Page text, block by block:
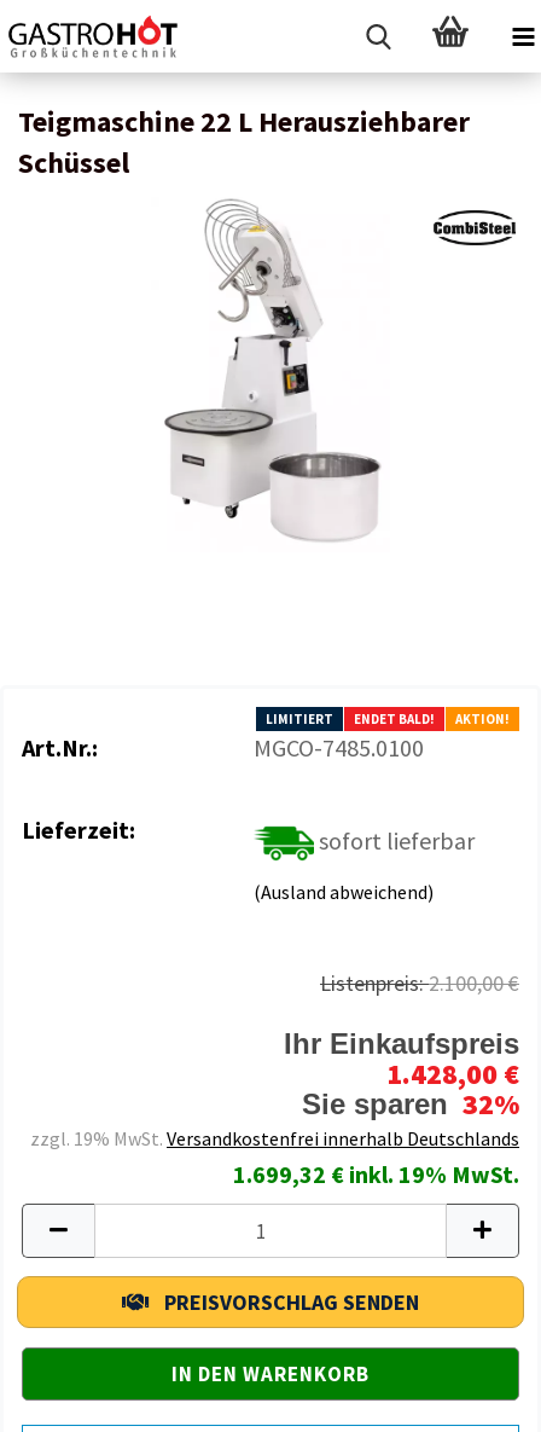
Teigmaschine 22 L Herausziehbarer
Schüssel
LIMITIERT ENDET BALD! AKTION!
Art.Nr.: MGCO-7485.0100
Lieferzeit: sofort lieferbar
(Ausland abweichend)
Listenpreis:2.100,00 €
Ihr Einkaufspreis
1.428,00 €
Sie sparen 32%
zzgl. 19% MwSt. Versandkostenfrei innerhalb Deutschlands
1.699,32 € inkl. 19% MwSt.
PREISVORSCHLAG SENDEN